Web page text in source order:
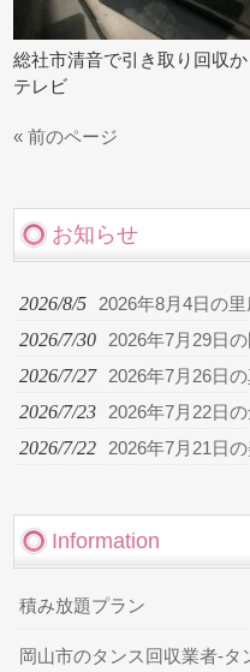
総社市清音で引き取り回収
テレビ
« 前のページ
お知らせ
2026/8/5 2026年8月4日の
2026/7/30 2026年7月29日
2026/7/27 2026年7月26日
2026/7/23 2026年7月22日
2026/7/22 2026年7月21日
Information
積み放題プラン
岡山市のタンス回収業者-